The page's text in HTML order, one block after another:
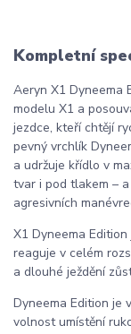
Kompletní
Aeryn X1 Dyneema
modelu X1 a
jezdce, kteří chtějí
pevný vrchlík
a udržuje křídlo v
tvar i pod tlakem –
agresivních
X1 Dyneema
reaguje v celém
a dlouhé ježdění
Dyneema Edition je
volnost umístění